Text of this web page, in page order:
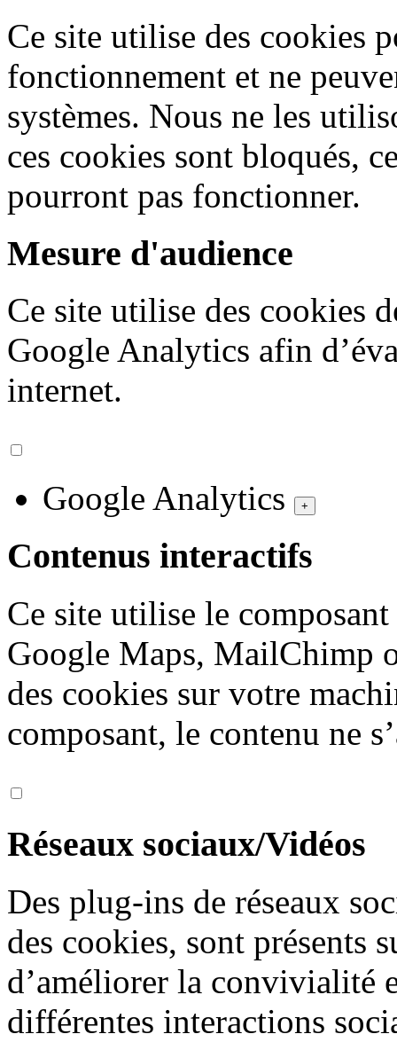
Ce site utilise des cookies
fonctionnement et ne
systèmes. Nous ne les
ces cookies sont bloqués,
pourront pas fonctionner.
Mesure d'audience
Ce site utilise des cookies
Google Analytics afin
internet.
Google Analytics +
Contenus interactifs
Ce site utilise le
Google Maps, MailChimp
des cookies sur votre
composant, le contenu ne
Réseaux sociaux/Vidéos
Des plug-ins de réseaux
des cookies, sont présents
d’améliorer la convivialité
différentes interactions